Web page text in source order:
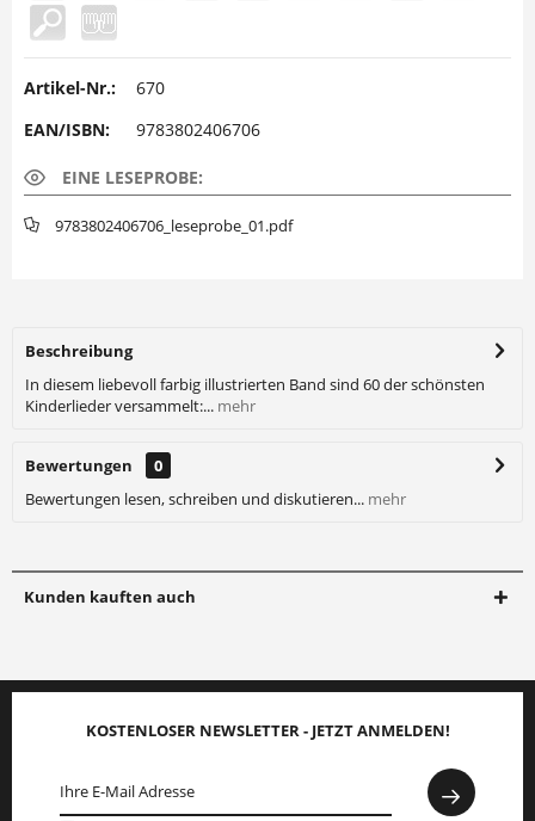
Artikel-Nr.:
670
EAN/ISBN:
9783802406706
EINE LESEPROBE:
9783802406706_leseprobe_01.pdf
Beschreibung
In diesem liebevoll farbig illustrierten Band sind 60 der schönsten
Kinderlieder versammelt:... mehr
Bewertungen
0
Bewertungen lesen, schreiben und diskutieren... mehr
Kunden kauften auch
KOSTENLOSER NEWSLETTER - JETZT ANMELDEN!